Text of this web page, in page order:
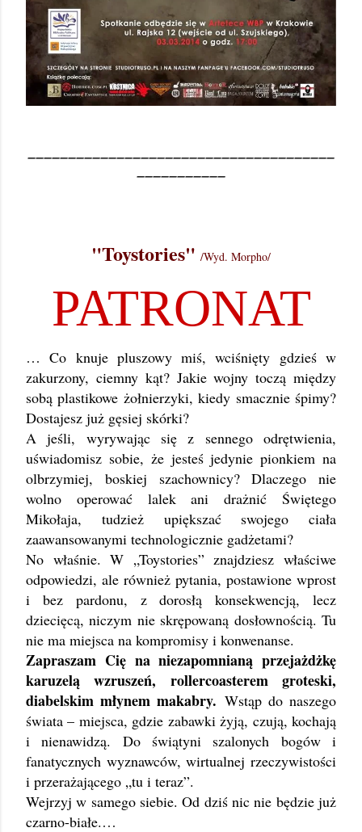
"Toystories" /Wyd. Morpho/
PATRONAT
… Co knuje pluszowy miś, wciśnięty gdzieś w
zakurzony, ciemny kąt? Jakie wojny toczą między
sobą plastikowe żołnierzyki, kiedy smacznie śpimy?
Dostajesz już gęsiej skórki?
A jeśli, wyrywając się z sennego odrętwienia,
uświadomisz sobie, że jesteś jedynie pionkiem na
olbrzymiej, boskiej szachownicy? Dlaczego nie
wolno operować lalek ani drażnić Świętego
Mikołaja, tudzież upiększać swojego ciała
zaawansowanymi technologicznie gadżetami?
No właśnie. W „Toystories” znajdziesz właściwe
odpowiedzi, ale również pytania, postawione wprost
i bez pardonu, z dorosłą konsekwencją, lecz
dziecięcą, niczym nie skrępowaną dosłownością. Tu
nie ma miejsca na kompromisy i konwenanse.
Zapraszam Cię na niezapomnianą przejażdżkę
karuzelą wzruszeń, rollercoasterem groteski,
diabelskim młynem makabry. Wstąp do naszego
świata – miejsca, gdzie zabawki żyją, czują, kochają
i nienawidzą. Do świątyni szalonych bogów i
fanatycznych wyznawców, wirtualnej rzeczywistości
i przerażającego „tu i teraz”.
Wejrzyj w samego siebie. Od dziś nic nie będzie już
czarno-białe.…